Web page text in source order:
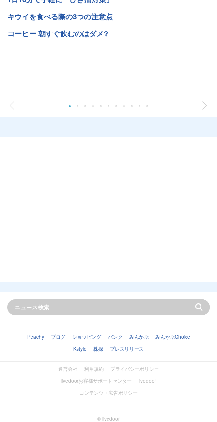
キウイを食べる際の3つの注意点
コーヒー 朝すぐ飲むのはダメ?
Peachy ブログ ショッピング バンク みんかぶ
みんかぶChoice
Kstyle
株探 プレスリリース
運営会社 利用規約
プライバシーポリシー
livedoorお客様サポートセンター
livedoor
コンテンツ・広告ポリシー
© livedoor